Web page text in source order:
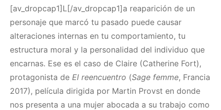
[av_dropcap1]L[/av_dropcap1]a reaparición de un
personaje que marcó tu pasado puede causar
alteraciones internas en tu comportamiento, tu
estructura moral y la personalidad del individuo que
encarnas. Ese es el caso de Claire (Catherine Fort),
protagonista de El reencuentro (Sage femme, Francia
2017), película dirigida por Martin Provst en donde
nos presenta a una mujer abocada a su trabajo como